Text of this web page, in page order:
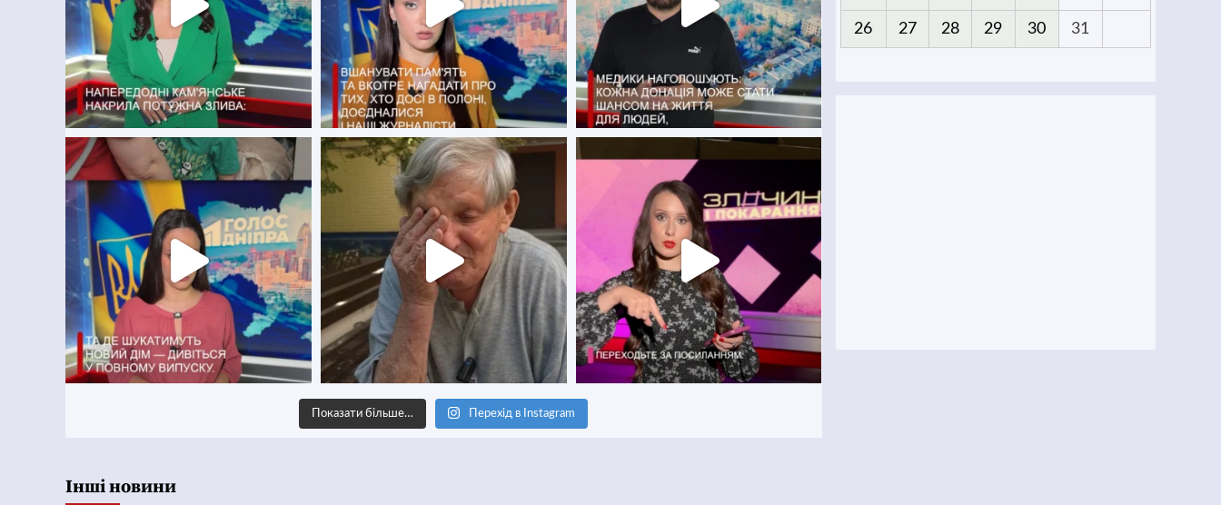
Показати більше… Перехід в Instagram
Інші новини
26 27 28 29 30 31